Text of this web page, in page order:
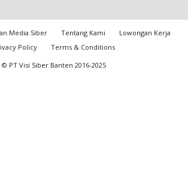
Media Siber Tentang Kami
Lowongan Kerja
Policy
Terms & Conditions
© PT Visi Siber Banten 2016-2025